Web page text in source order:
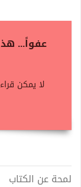
عفواً...
لا يمكن
لمحة عن الكتاب